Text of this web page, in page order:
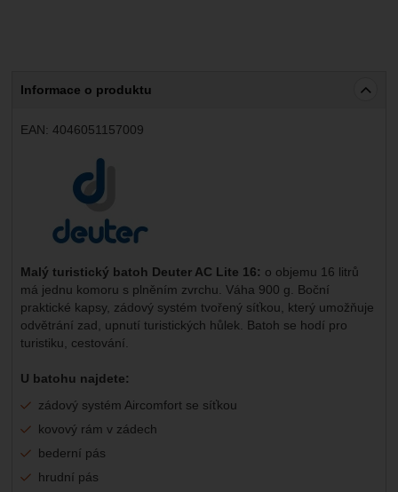
Informace o produktu
EAN: 4046051157009
Malý turistický batoh Deuter AC Lite 16: o objemu 16 litrů
má jednu komoru s plněním zvrchu. Váha 900 g. Boční
praktické kapsy, zádový systém tvořený síťkou, který umožňuje
odvětrání zad, upnutí turistických hůlek. Batoh se hodí pro
turistiku, cestování.
U batohu najdete:
zádový systém Aircomfort se síťkou
kovový rám v zádech
bederní pás
hrudní pás